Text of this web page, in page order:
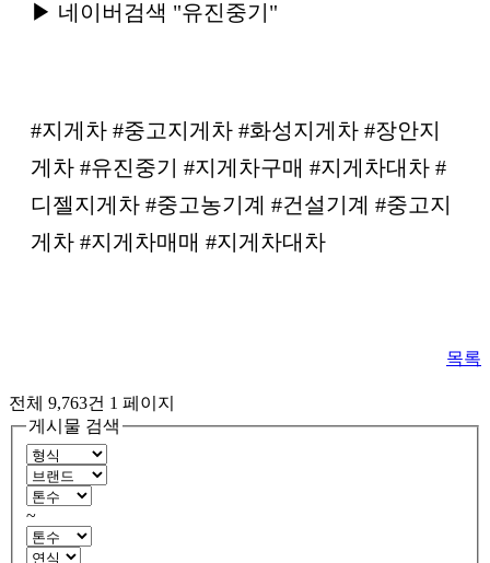
​▶ 네이버검색 "유진중기"
​#지게차 #중고지게차 #화성지게차 #장안지
게차 #유진중기 #지게차구매 #지게차대차 #
디젤지게차 #중고농기계 #건설기계 #중고지
게차 #지게차매매 #지게차대차
목록
전체 9,763건 1 페이지
게시물 검색
~